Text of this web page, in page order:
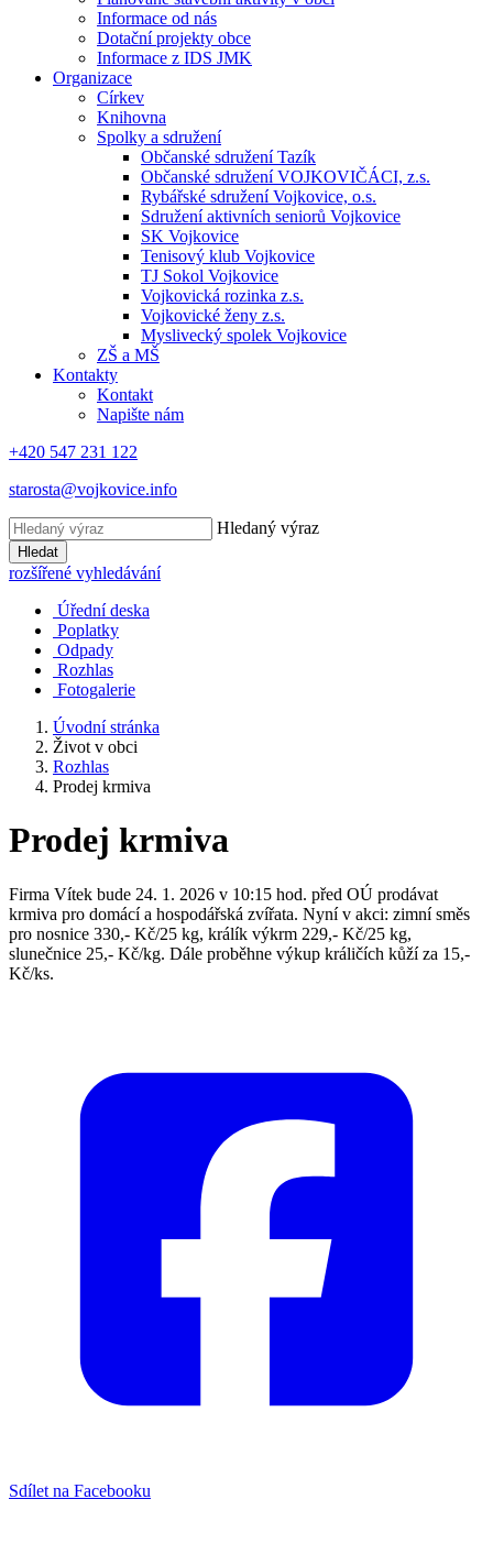
Informace od nás
Dotační projekty obce
Informace z IDS JMK
Organizace
Církev
Knihovna
Spolky a sdružení
Občanské sdružení Tazík
Občanské sdružení VOJKOVIČÁCI, z.s.
Rybářské sdružení Vojkovice, o.s.
Sdružení aktivních seniorů Vojkovice
SK Vojkovice
Tenisový klub Vojkovice
TJ Sokol Vojkovice
Vojkovická rozinka z.s.
Vojkovické ženy z.s.
Myslivecký spolek Vojkovice
ZŠ a MŠ
Kontakty
Kontakt
Napište nám
+420 547 231 122
starosta@vojkovice.info
Hledaný výraz
Hledat
rozšířené vyhledávání
Úřední deska
Poplatky
Odpady
Rozhlas
Fotogalerie
Úvodní stránka
Život v obci
Rozhlas
Prodej krmiva
Prodej krmiva
Firma Vítek bude 24. 1. 2026 v 10:15 hod. před OÚ prodávat
krmiva pro domácí a hospodářská zvířata. Nyní v akci: zimní směs
pro nosnice 330,- Kč/25 kg, králík výkrm 229,- Kč/25 kg,
slunečnice 25,- Kč/kg. Dále proběhne výkup králičích kůží za 15,-
Kč/ks.
Sdílet na Facebooku